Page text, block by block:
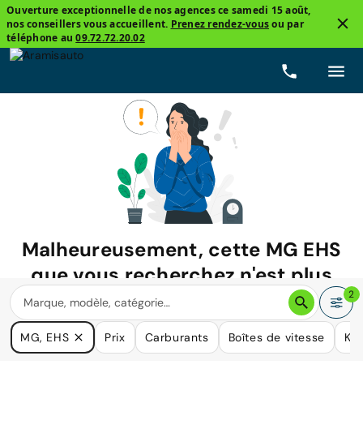
Ouverture exceptionnelle de nos agences ce samedi 15 août,
nos conseillers vous accueillent. Prenez rendez-vousou par
téléphone au09.72.72.20.02
Malheureusement, cette MG EHS
que vous recherchez n'est plus
disponible.
Nous avons de nombreuses voitures qui pourraient répondre
à vos besoins.
2
MG, EHS Prix Carburants Boîtes de vitesse